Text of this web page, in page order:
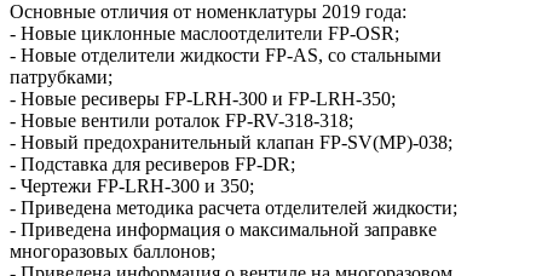
Основные отличия от номенклатуры 2019 года:
- Новые циклонные маслоотделители FP-OSR;
- Новые отделители жидкости FP-AS, со стальными
патрубками;
- Новые ресиверы FP-LRH-300 и FP-LRH-350;
- Новые вентили роталок FP-RV-318-318;
- Новый предохранительный клапан FP-SV(MP)-038;
- Подставка для ресиверов FP-DR;
- Чертежи FP-LRH-300 и 350;
- Приведена методика расчета отделителей жидкости;
- Приведена информация о максимальной заправке
многоразовых баллонов;